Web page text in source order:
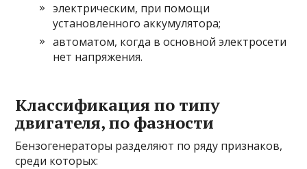
электрическим, при помощи
установленного аккумулятора;
автоматом, когда в основной электросети
нет напряжения.
Классификация по типу
двигателя, по фазности
Бензогенераторы разделяют по ряду признаков,
среди которых: